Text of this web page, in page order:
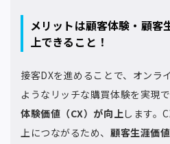
メリットは顧客体験・顧客
上できること！
接客DXを進めることで、オンラ
ようなリッチな購買体験を実現
体験価値（CX）が向上します。
上につながるため、顧客生涯価